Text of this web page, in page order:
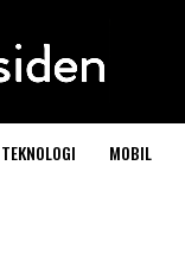
TEKNOLOGI MOBIL